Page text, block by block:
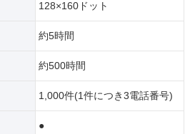
128×160ドット
約5時間
約500時間
1,000件(1件につき3電話番号)
●